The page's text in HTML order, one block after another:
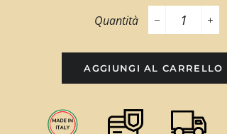
Quantità
−
+
AGGIUNGI AL CARRELLO